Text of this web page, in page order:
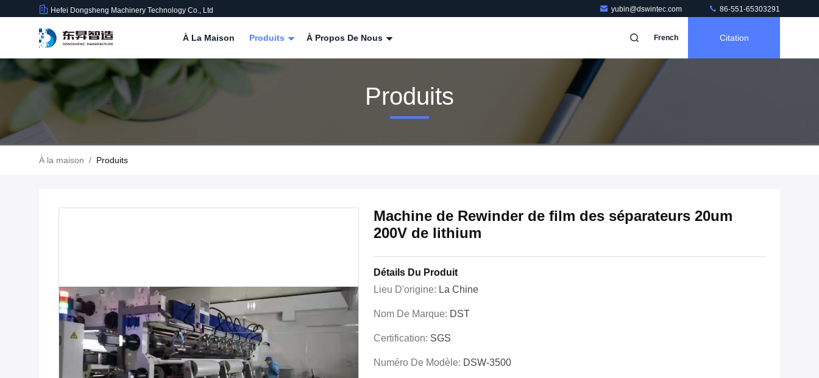
Hefei Dongsheng Machinery Technology Co., Ltd yubin@dswintec.com 86-551-65303291
À La Maison Produits À Propos De Nous French Citation
Produits
À la maison / Produits
Machine de Rewinder de film des séparateurs 20um
200V de lithium
Détails Du Produit
Lieu D'origine: La Chine
Nom De Marque: DST
Certification: SGS
Numéro De Modèle: DSW-3500